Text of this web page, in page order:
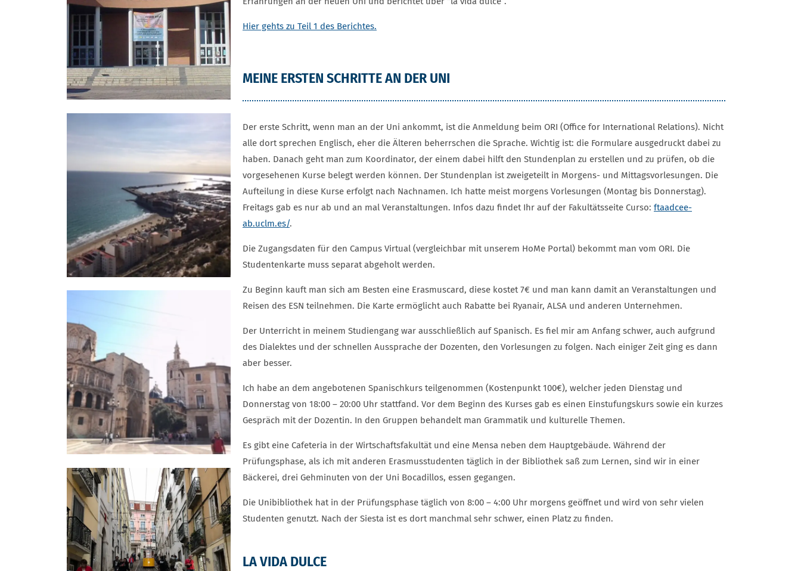
Hier gehts zu Teil 1 des Berichtes.
MEINE ERSTEN SCHRITTE AN DER UNI
Der erste Schritt, wenn man an der Uni ankommt, ist die Anmeldung beim ORI (Office for International Relations). Nicht
alle dort sprechen Englisch, eher die Älteren beherrschen die Sprache. Wichtig ist: die Formulare ausgedruckt dabei zu
haben. Danach geht man zum Koordinator, der einem dabei hilft den Stundenplan zu erstellen und zu prüfen, ob die
vorgesehenen Kurse belegt werden können. Der Stundenplan ist zweigeteilt in Morgens- und Mittagsvorlesungen. Die
Aufteilung in diese Kurse erfolgt nach Nachnamen. Ich hatte meist morgens Vorlesungen (Montag bis Donnerstag).
Freitags gab es nur ab und an mal Veranstaltungen. Infos dazu findet Ihr auf der Fakultätsseite Curso: ftaadcee-
ab.uclm.es/.
Die Zugangsdaten für den Campus Virtual (vergleichbar mit unserem HoMe Portal) bekommt man vom ORI. Die
Studentenkarte muss separat abgeholt werden.
Zu Beginn kauft man sich am Besten eine Erasmuscard, diese kostet 7€ und man kann damit an Veranstaltungen und
Reisen des ESN teilnehmen. Die Karte ermöglicht auch Rabatte bei Ryanair, ALSA und anderen Unternehmen.
Der Unterricht in meinem Studiengang war ausschließlich auf Spanisch. Es fiel mir am Anfang schwer, auch aufgrund
des Dialektes und der schnellen Aussprache der Dozenten, den Vorlesungen zu folgen. Nach einiger Zeit ging es dann
aber besser.
Ich habe an dem angebotenen Spanischkurs teilgenommen (Kostenpunkt 100€), welcher jeden Dienstag und
Donnerstag von 18:00 – 20:00 Uhr stattfand. Vor dem Beginn des Kurses gab es einen Einstufungskurs sowie ein kurzes
Gespräch mit der Dozentin. In den Gruppen behandelt man Grammatik und kulturelle Themen.
Es gibt eine Cafeteria in der Wirtschaftsfakultät und eine Mensa neben dem Hauptgebäude. Während der
Prüfungsphase, als ich mit anderen Erasmusstudenten täglich in der Bibliothek saß zum Lernen, sind wir in einer
Bäckerei, drei Gehminuten von der Uni Bocadillos, essen gegangen.
Die Unibibliothek hat in der Prüfungsphase täglich von 8:00 – 4:00 Uhr morgens geöffnet und wird von sehr vielen
Studenten genutzt. Nach der Siesta ist es dort manchmal sehr schwer, einen Platz zu finden.
LA VIDA DULCE